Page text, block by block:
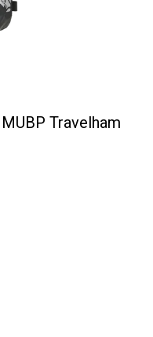
Travelham